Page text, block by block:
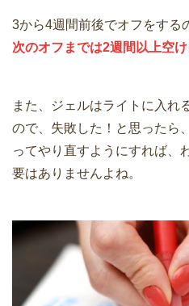
3から4週間前後でオフをする
次のオフまでは2週間以上空
また、ジェルはライトに入れ
ので、失敗した！と思ったら
ってやり直すようにすれば、
要はありませんよね。